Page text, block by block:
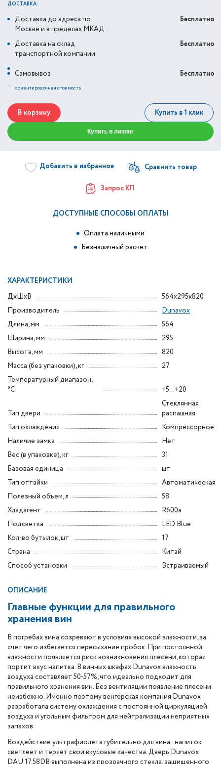
ДОСТАВКА:
Доставка до адреса по
Москве и в пределах МКАД
Бесплатно
Доставка на склад
транспортной компании
Бесплатно
Самовывоз
Бесплатно
* ориентировочная стоимость
В корзину Купить в 1 клик
Купить в лизинг
Добавить в избранное
Запрос КП
ДОСТУПНЫЕ СПОСОБЫ ОПЛАТЫ
Оплата наличными
Безналичный расчет
ХАРАКТЕРИСТИКИ
ДxШxВ
564x295x820
Производитель
Dunavox
Длина, мм
564
Ширина, мм
295
Высота, мм
820
Масса (без упаковки), кг
27
Температурный диапазон,
°C
+5...+20
Тип двери
Стеклянная
распашная
Тип охлаждения
Компрессорное
Наличие замка
Нет
Вес (в упаковке), кг
31
Базовая единица
шт
Тип оттайки
Автоматическая
Полезный объем, л
58
Хладагент
R600a
Подсветка
LED Blue
Кол-во бутылок, шт
17
Страна
Китай
Способ установки
Встраиваемый
ОПИСАНИЕ
Главные функции для правильного
хранения вин
В погребах вина созревают в условиях высокой влажности, за
счет чего избегается пересыхание пробок. При постоянной
влажности появляется риск возникновения плесени, которая
портит вкус напитка. В винных шкафах Dunavox влажность
воздуха составляет 50-57%, что идеально подходит для
правильного хранения вин. Без вентиляции появление плесени
неизбежно. Именно поэтому венгерская компания Dunavox
разработала систему охлаждения с постоянной циркуляцией
воздуха и угольным фильтром для нейтрализации неприятных
запахов.
Воздействие ультрафиолета губительно для вина - напиток
светлеет и теряет свои вкусовые качества. Дверь Dunavox
DAU 17.58DB выполнена из прозрачного стекла, защищенного